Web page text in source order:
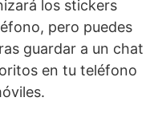
los stickers
pero puedes
guardar a un chat
en tu teléfono